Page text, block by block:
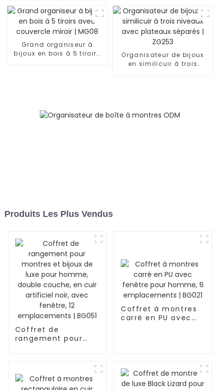
monnaie,
télécommandes | WG016
Grand organiseur à
bijoux en bois à 5 tiroirs
Organisateur de bijoux
en similicuir à trois
Produits Les Plus Vendus
Coffret de
rangement pour
couche, en cuir
artificiel noir, avec
Coffret à montres
carré en PU avec